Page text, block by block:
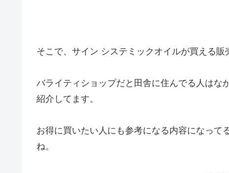
そこで、サイン システミックオイルが買える販
バライティショップだと田舎に住んでる人はな
紹介してます。
お得に買いたい人にも参考になる内容になって
ね。